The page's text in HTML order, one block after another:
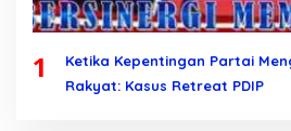
1
Ketika Kepentingan Partai
Rakyat: Kasus Retreat PDIP